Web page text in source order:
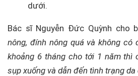
dưới.
Bác sĩ Nguyễn Đức Quỳnh cho
nông, đính nông quá và không
khoảng 6 tháng cho tới 1 năm thì
sụp xuống và dẫn đến tình trạng da